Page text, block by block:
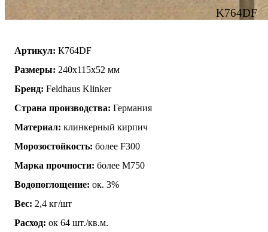
K764DF
Артикул: К764DF
Размеры: 240х115х52 мм
Бренд: Feldhaus Klinker
Страна производства: Германия
Материал: клинкерный кирпич
Морозостойкость: более F300
Марка прочности: более М750
Водопоглощение: ок. 3%
Вес: 2,4 кг/шт
Расход: ок 64 шт./кв.м.